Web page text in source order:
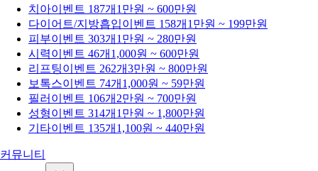
치아이벤트 187개 1만원 ~ 600만원
다이어트/지방흡입이벤트 158개 1만원 ~ 199만원
피부이벤트 303개 1만원 ~ 280만원
시력이벤트 46개 1,000원 ~ 600만원
리프팅이벤트 262개3만원 ~ 800만원
보톡스이벤트 74개 1,000원 ~ 59만원
필러 이벤트 106개 2만원 ~ 700만원
성형이벤트 314개 1만원 ~ 1,800만원
기타이벤트 135개 1,100원 ~ 440만원
커뮤니티